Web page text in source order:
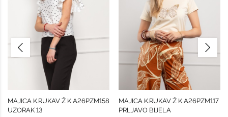
MAJICA K.RUKAV Ž K A26PZM158
UZORAK 13
MAJICA K.RUKAV Ž K A26PZM117
PRLJAVO BIJELA